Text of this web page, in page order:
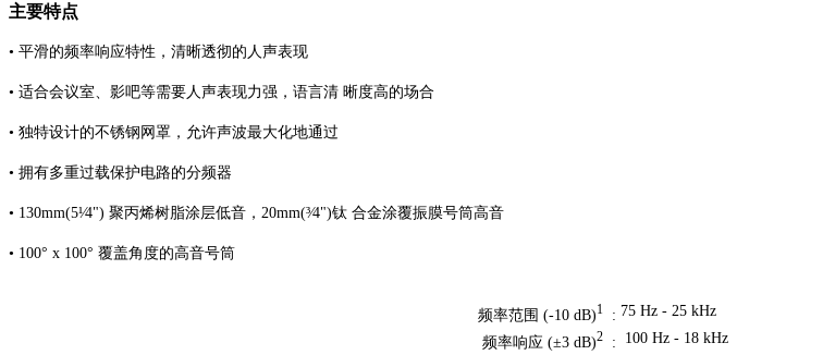
主要特点
• 平滑的频率响应特性，清晰透彻的人声表现
• 适合会议室、影吧等需要人声表现力强，语言清 晰度高的场合
• 独特设计的不锈钢网罩，允许声波最大化地通过
• 拥有多重过载保护电路的分频器
• 130mm(5¹⁄4") 聚丙烯树脂涂层低音，20mm(³⁄4")钛 合金涂覆振膜号筒高音
• 100° x 100° 覆盖角度的高音号筒
频率范围 (-10 dB)1: 75 Hz - 25 kHz
频率响应 (±3 dB)2: 100 Hz - 18 kHz